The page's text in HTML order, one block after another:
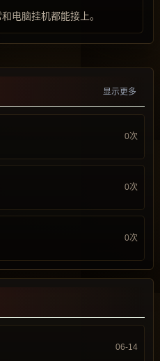
电脑挂机都能接上。
显示更多
0次
0次
0次
06-14